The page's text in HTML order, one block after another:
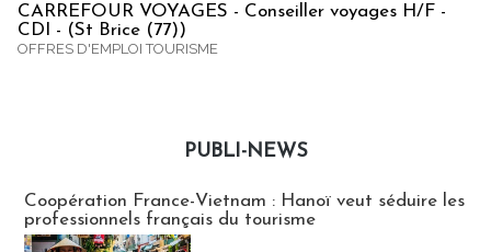
CARREFOUR VOYAGES - Conseiller voyages H/F -
CDI - (St Brice (77))
OFFRES D'EMPLOI TOURISME
PUBLI-NEWS
Coopération France-Vietnam : Hanoï veut séduire les
professionnels français du tourisme